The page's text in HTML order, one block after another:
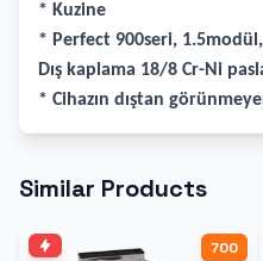
* Kuzine
* Perfect 900seri,
Dış kaplama 18/8 Cr-Ni
* Cihazın dıştan
Similar Products
700